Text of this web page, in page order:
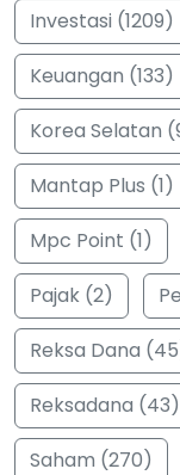
Investasi (1209)
Keuangan (133)
Korea Selatan
Mantap Plus (1)
Mpc Point (1)
Pajak (2)
Reksa Dana
Reksadana (43)
Saham (270)